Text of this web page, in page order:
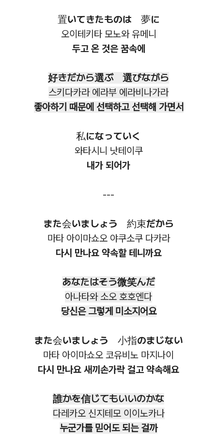
置いてきたものは 夢に
오이테키타 모노와 유메니
두고 온 것은 꿈속에
好きだから選ぶ 選びながら
스키다카라 에라부 에라비나가라
좋아하기 때문에 선택하고 선택해 가면서
私になっていく
와타시니 낫테이쿠
내가 되어가
---
また会いましょう 約束だから
마타 아이마쇼오 야쿠소쿠 다카라
다시 만나요 약속할 테니까요
あなたはそう微笑んだ
아나타와 소오 호호엔다
당신은 그렇게 미소지어요
また会いましょう 小指のまじない
마타 아이마쇼오 코유비노 마지나이
다시 만나요 새끼손가락 걸고 약속해요
誰かを信じてもいいのかな
다레카오 신지테모 이이노카나
누군가를 믿어도 되는 걸까